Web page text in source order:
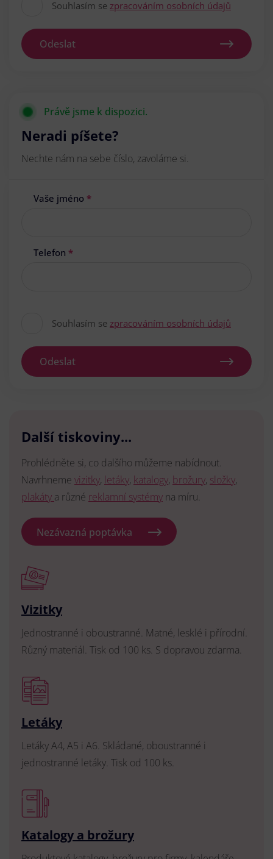
Souhlasím se zpracováním osobních údajů
Odeslat
Právě jsme k dispozici.
Neradi píšete?
Nechte nám na sebe číslo, zavoláme si.
Vaše jméno *
Telefon *
Souhlasím se zpracováním osobních údajů
Odeslat
Další tiskoviny...
Prohlédněte si, co dalšího můžeme nabídnout.
Navrhneme vizitky, letáky, katalogy, brožury, složky,
plakáty a různé reklamní systémy na míru.
Nezávazná poptávka
Vizitky
Jednostranné i oboustranné. Matné, lesklé i přírodní.
Různý materiál. Tisk od 100 ks. S dopravou zdarma.
Letáky
Letáky A4, A5 i A6. Skládané, oboustranné i
jednostranné letáky. Tisk od 100 ks.
Katalogy a brožury